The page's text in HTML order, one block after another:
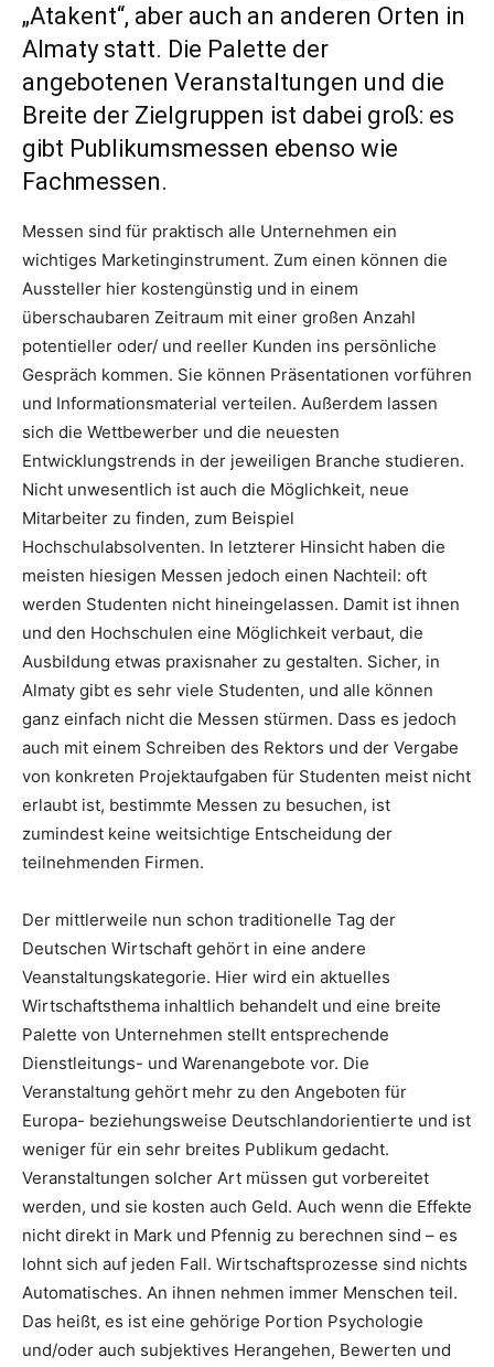
„Atakent“, aber auch an anderen Orten in
Almaty statt. Die Palette der
angebotenen Veranstaltungen und die
Breite der Zielgruppen ist dabei groß: es
gibt Publikumsmessen ebenso wie
Fachmessen.
Messen sind für praktisch alle Unternehmen ein
wichtiges Marketinginstrument. Zum einen können die
Aussteller hier kostengünstig und in einem
überschaubaren Zeitraum mit einer großen Anzahl
potentieller oder/ und reeller Kunden ins persönliche
Gespräch kommen. Sie können Präsentationen vorführen
und Informationsmaterial verteilen. Außerdem lassen
sich die Wettbewerber und die neuesten
Entwicklungstrends in der jeweiligen Branche studieren.
Nicht unwesentlich ist auch die Möglichkeit, neue
Mitarbeiter zu finden, zum Beispiel
Hochschulabsolventen. In letzterer Hinsicht haben die
meisten hiesigen Messen jedoch einen Nachteil: oft
werden Studenten nicht hineingelassen. Damit ist ihnen
und den Hochschulen eine Möglichkeit verbaut, die
Ausbildung etwas praxisnaher zu gestalten. Sicher, in
Almaty gibt es sehr viele Studenten, und alle können
ganz einfach nicht die Messen stürmen. Dass es jedoch
auch mit einem Schreiben des Rektors und der Vergabe
von konkreten Projektaufgaben für Studenten meist nicht
erlaubt ist, bestimmte Messen zu besuchen, ist
zumindest keine weitsichtige Entscheidung der
teilnehmenden Firmen.
Der mittlerweile nun schon traditionelle Tag der
Deutschen Wirtschaft gehört in eine andere
Veanstaltungskategorie. Hier wird ein aktuelles
Wirtschaftsthema inhaltlich behandelt und eine breite
Palette von Unternehmen stellt entsprechende
Dienstleitungs- und Warenangebote vor. Die
Veranstaltung gehört mehr zu den Angeboten für
Europa- beziehungsweise Deutschlandorientierte und ist
weniger für ein sehr breites Publikum gedacht.
Veranstaltungen solcher Art müssen gut vorbereitet
werden, und sie kosten auch Geld. Auch wenn die Effekte
nicht direkt in Mark und Pfennig zu berechnen sind – es
lohnt sich auf jeden Fall. Wirtschaftsprozesse sind nichts
Automatisches. An ihnen nehmen immer Menschen teil.
Das heißt, es ist eine gehörige Portion Psychologie
und/oder auch subjektives Herangehen, Bewerten und